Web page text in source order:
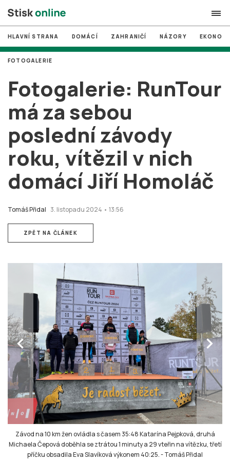
search
# MUNI
# Brno
# volby
login PŘIHLÁSIT SE
Zapomněli jste heslo?
HLAVNÍ STRANA DOMÁCÍ ZAHRANIČÍ NÁZORY
Fotogalerie: RunTour
má za sebou
poslední závody
roku, vítězil v nich
domácí Jiří Homoláč
Tomáš Přidal 3. listopadu 2024 • 13:56
FOTOGALERIE
ZPĚT NA ČLÁNEK
chevron_left chevron_right
Závod na 10 km žen ovládla s časem 35:48 Katarína Pejpková, druhá
Michaela Čepová doběhla se ztrátou 1 minuty a 29 vteřin na vítězku, třetí
příčku obsadila Eva Slavíková výkonem 40:25.-Tomáš Přidal